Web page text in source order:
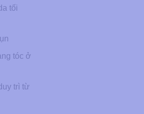
tối
tóc ở
trì từ